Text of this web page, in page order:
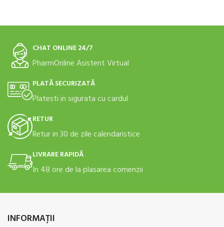
CHAT ONLINE 24/7
PharmOnline Asistent Virtual
PLATĂ SECURIZATĂ
Platesti in sigurata cu cardul
RETUR
Retur in 30 de zile calendaristice
LIVRARE RAPIDĂ
In 48 ore de la plasarea comenzii
INFORMAŢII